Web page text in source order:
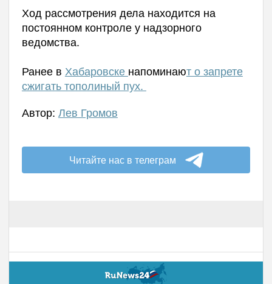
Ход рассмотрения дела находится на
постоянном контроле у надзорного
ведомства.
Ранее в Хабаровске напоминают о запрете
сжигать тополиный пух.
Автор: Лев Громов
Читайте нас в телеграм